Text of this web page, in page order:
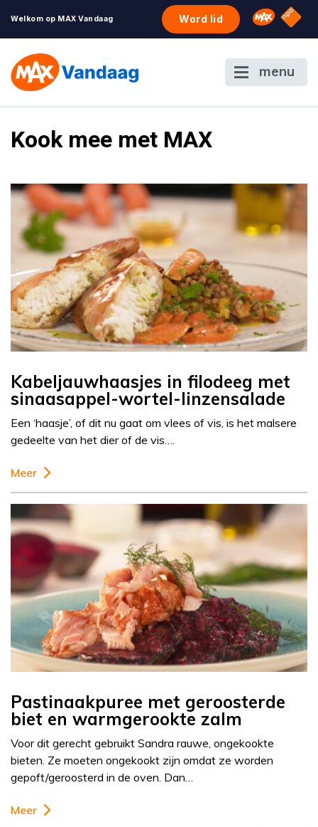
Welkom op MAX Vandaag Word lid Omroep
NPO
menu
Kook mee met MAX
Kabeljauwhaasjes in filodeeg met
sinaasappel-wortel-linzensalade
Een ‘haasje’, of dit nu gaat om vlees of vis, is het malsere
gedeelte van het dier of de vis….
Meer
Pastinaakpuree met geroosterde
biet en warmgerookte zalm
Voor dit gerecht gebruikt Sandra rauwe, ongekookte
bieten. Ze moeten ongekookt zijn omdat ze worden
gepoft/geroosterd in de oven. Dan…
Meer